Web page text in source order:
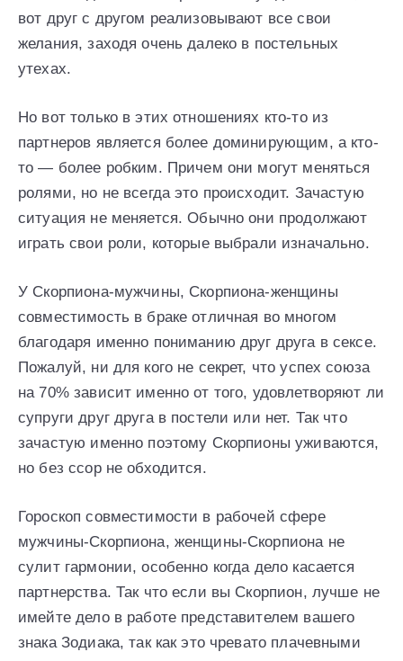
вот друг с другом реализовывают все свои
желания, заходя очень далеко в постельных
утехах.
Но вот только в этих отношениях кто-то из
партнеров является более доминирующим, а кто-
то — более робким. Причем они могут меняться
ролями, но не всегда это происходит. Зачастую
ситуация не меняется. Обычно они продолжают
играть свои роли, которые выбрали изначально.
У Скорпиона-мужчины, Скорпиона-женщины
совместимость в браке отличная во многом
благодаря именно пониманию друг друга в сексе.
Пожалуй, ни для кого не секрет, что успех союза
на 70% зависит именно от того, удовлетворяют ли
супруги друг друга в постели или нет. Так что
зачастую именно поэтому Скорпионы уживаются,
но без ссор не обходится.
Гороскоп совместимости в рабочей сфере
мужчины-Скорпиона, женщины-Скорпиона не
сулит гармонии, особенно когда дело касается
партнерства. Так что если вы Скорпион, лучше не
имейте дело в работе представителем вашего
знака Зодиака, так как это чревато плачевными